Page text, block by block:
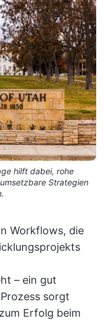
hilft dabei, rohe
Strategien
Workflows, die
– ein gut
sorgt
Erfolg beim